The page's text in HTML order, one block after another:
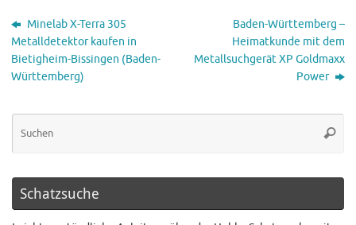
Minelab X-Terra 305
Metalldetektor kaufen in
Bietigheim-Bissingen (Baden-
Württemberg)
Baden-Württemberg –
Heimatkunde mit dem
Metallsuchgerät XP Goldmaxx
Power
Schatzsuche